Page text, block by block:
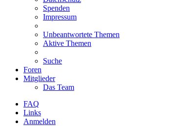
Spenden
Impressum
Unbeantwortete Themen
Aktive Themen
Suche
Foren
Mitglieder
Das Team
FAQ
Links
Anmelden